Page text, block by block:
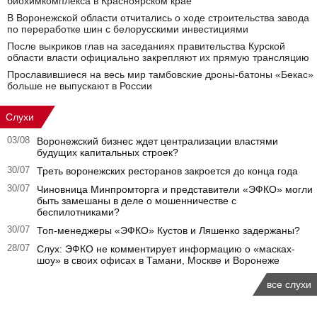
В Воронежской области отчитались о ходе строительства завода
по переработке шин с белорусскими инвестициями
После выкриков глав на заседаниях правительства Курской
области власти официально закрепляют их прямую трансляцию
Прославившиеся на весь мир тамбовские дроны-батоны «Бекас»
больше не выпускают в России
Слухи
03/08
Воронежский бизнес ждет централизации властями
будущих капитальных строек?
30/07 Треть воронежских ресторанов закроется до конца года
30/07
Чиновница Минпромторга и представители «ЭФКО» могли
быть замешаны в деле о мошенничестве с
беспилотниками?
30/07 Топ-менеджеры «ЭФКО» Кустов и Ляшенко задержаны?
28/07
Слух: ЭФКО не комментирует информацию о «масках-
шоу» в своих офисах в Тамани, Москве и Воронеже
все слухи